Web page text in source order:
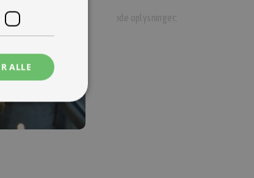
indsamler de følgende oplysninger:
ALLE